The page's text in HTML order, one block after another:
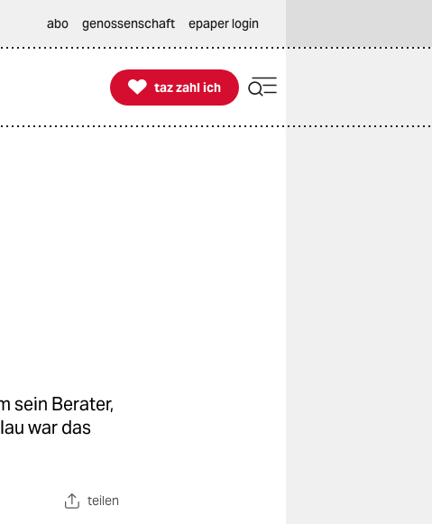
abo genossenschaft epaper login

taz zahl ich
taz zahl ich
sein Berater,
war das
teilen